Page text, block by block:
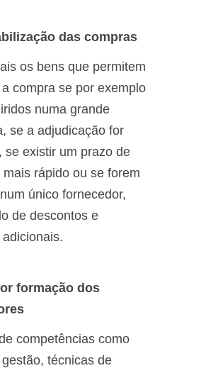
das compras
os bens que permitem
compra se por exemplo
numa grande
se a adjudicação for
se existir um prazo de
rápido ou se forem
único fornecedor,
de descontos e
formação dos
competências como
técnicas de